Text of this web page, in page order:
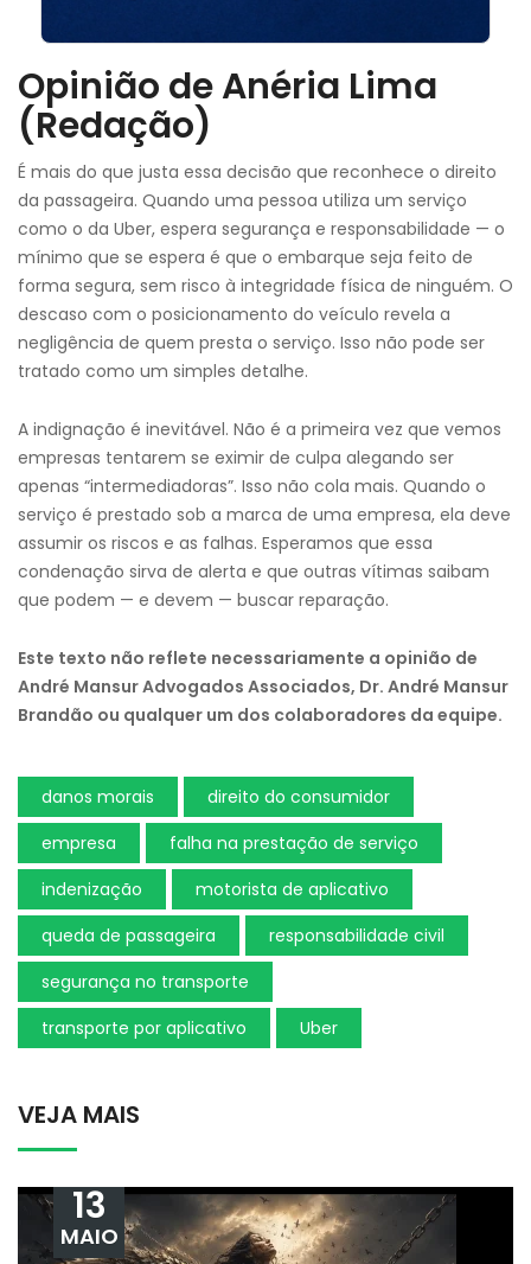
Opinião de Anéria Lima
(Redação)
É mais do que justa essa decisão que reconhece o direito
da passageira. Quando uma pessoa utiliza um serviço
como o da Uber, espera segurança e responsabilidade — o
mínimo que se espera é que o embarque seja feito de
forma segura, sem risco à integridade física de ninguém. O
descaso com o posicionamento do veículo revela a
negligência de quem presta o serviço. Isso não pode ser
tratado como um simples detalhe.
A indignação é inevitável. Não é a primeira vez que vemos
empresas tentarem se eximir de culpa alegando ser
apenas “intermediadoras”. Isso não cola mais. Quando o
serviço é prestado sob a marca de uma empresa, ela deve
assumir os riscos e as falhas. Esperamos que essa
condenação sirva de alerta e que outras vítimas saibam
que podem — e devem — buscar reparação.
Este texto não reflete necessariamente a opinião de
André Mansur Advogados Associados, Dr. André Mansur
Brandão ou qualquer um dos colaboradores da equipe.
danos morais
direito do consumidor
empresa
falha na prestação de serviço
indenização
motorista de aplicativo
queda de passageira
responsabilidade civil
segurança no transporte
transporte por aplicativo
Uber
VEJA MAIS
13
MAIO